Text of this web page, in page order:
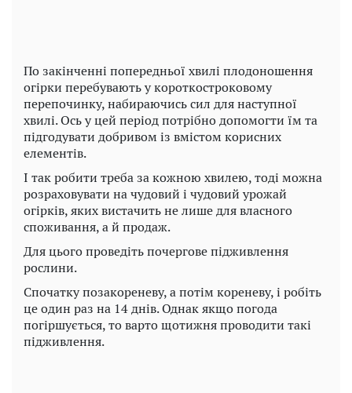
По закінченні попередньої хвилі плодоношення
огірки перебувають у короткостроковому
перепочинку, набираючись сил для наступної
хвилі. Ось у цей період потрібно допомогти їм та
підгодувати добривом із вмістом корисних
елементів.
І так робити треба за кожною хвилею, тоді можна
розраховувати на чудовий і чудовий урожай
огірків, яких вистачить не лише для власного
споживання, а й продаж.
Для цього проведіть почергове підживлення
рослини.
Спочатку позакореневу, а потім кореневу, і робіть
це один раз на 14 днів. Однак якщо погода
погіршується, то варто щотижня проводити такі
підживлення.